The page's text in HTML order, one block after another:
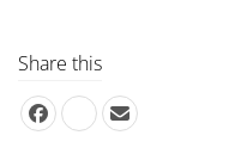
Share this